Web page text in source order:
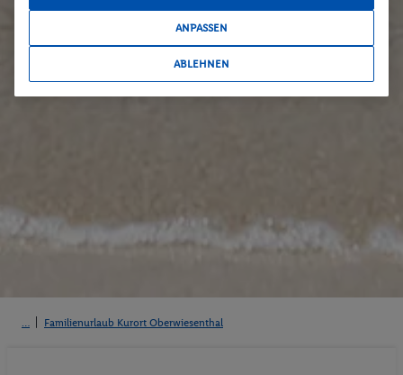
Familienurlaub Kurort Oberwiesenthal
ANPASSEN
ABLEHNEN